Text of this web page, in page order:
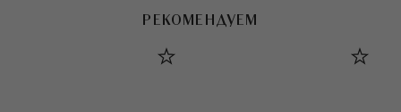
РЕКОМЕНДУЕМ